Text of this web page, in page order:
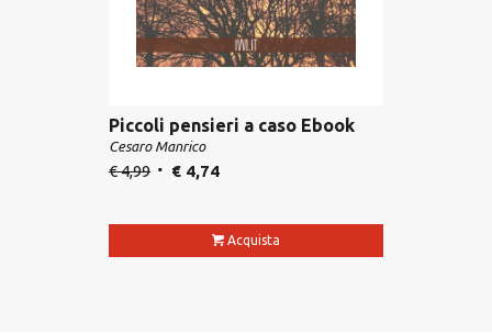
Piccoli pensieri a caso Ebook
Cesaro Manrico
€4,99 €4,74
Acquista